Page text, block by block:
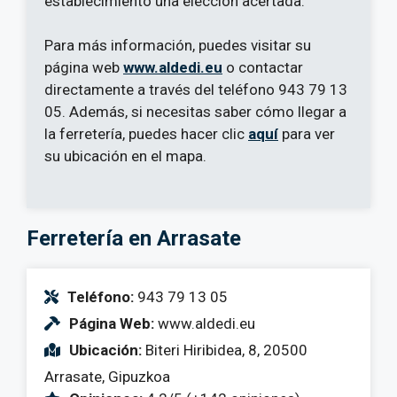
Para más información, puedes visitar su
página web www.aldedi.eu o contactar
directamente a través del teléfono 943 79 13
05. Además, si necesitas saber cómo llegar a
la ferretería, puedes hacer clic aquí para ver
su ubicación en el mapa.
Ferretería en Arrasate
Teléfono: 943 79 13 05
Página Web: www.aldedi.eu
Ubicación: Biteri Hiribidea, 8, 20500
Arrasate, Gipuzkoa